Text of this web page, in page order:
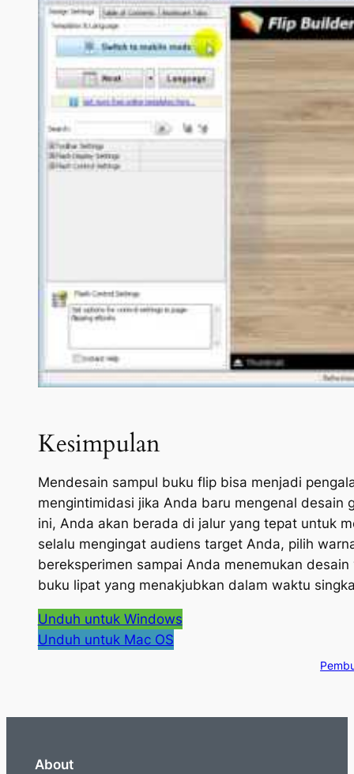
Kesimpulan
Mendesain sampul buku flip bisa menjadi
mengintimidasi jika Anda baru mengenal
ini, Anda akan berada di jalur yang tepat untuk
selalu mengingat audiens target Anda, pilih
bereksperimen sampai Anda menemukan
buku lipat yang menakjubkan dalam waktu
Unduh untuk Windows
Unduh untuk Mac OS
About